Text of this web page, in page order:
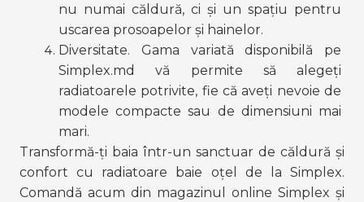
nu numai căldură, ci și un spațiu pentru
uscarea prosoapelor și hainelor.
Diversitate. Gama variată disponibilă pe
Simplex.md vă permite să alegeți
radiatoarele potrivite, fie că aveți nevoie de
modele compacte sau de dimensiuni mai
mari.
Transformă-ți baia într-un sanctuar de căldură și
confort cu radiatoare baie oțel de la Simplex.
Comandă acum din magazinul online Simplex și